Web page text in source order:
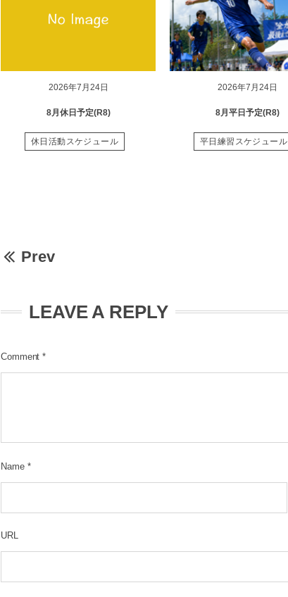
2026年7月24日
8月休日予定(R8)
休日活動スケジュール
2026年7月24日
8月平日予定(R8)
平日練習スケジュール
Prev
LEAVE A REPLY
Comment *
Name *
URL